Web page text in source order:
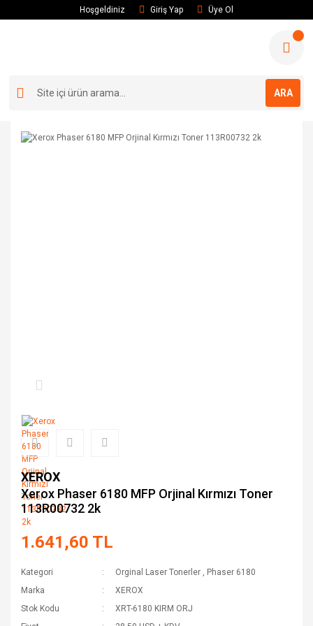
Hoşgeldiniz Giriş Yap Üye Ol
ARA
XEROX
Xerox Phaser 6180 MFP Orjinal Kırmızı Toner
113R00732 2k
1.641,60 TL
Kategori Orginal Laser Tonerler , Phaser 6180
Marka
XEROX
Stok Kodu
XRT-6180 KIRM ORJ